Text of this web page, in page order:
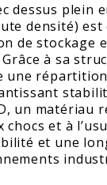
dessus plein
densité) est
de stockage
à sa
une
un matériau
chocs et à
et une